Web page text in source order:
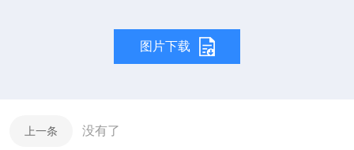
图片下载
上一条 没有了